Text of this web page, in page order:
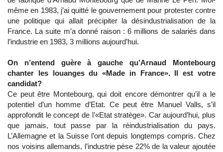
même en 1983, j’ai quitté le gouvernement pour protester contre
une politique qui allait précipiter la désindustrialisation de la
France. La suite m’a donné raison : 6 millions de salariés dans
l’industrie en 1983, 3 millions aujourd’hui.
On n’entend guère à gauche qu’Arnaud Montebourg
chanter les louanges du «Made in France». Il est votre
candidat?
Ce peut être Montebourg, qui doit encore démontrer qu’il a le
potentiel d’un homme d’Etat. Ce peut être Manuel Valls, s’il
approfondit le concept de l’«Etat stratège». Car aujourd’hui, plus
que jamais, tout passe par la réindustrialisation du pays.
L’Allemagne et la Suisse l’ont depuis longtemps compris. Chez
nos voisins allemands, l’industrie pèse 22% de la valeur ajoutée